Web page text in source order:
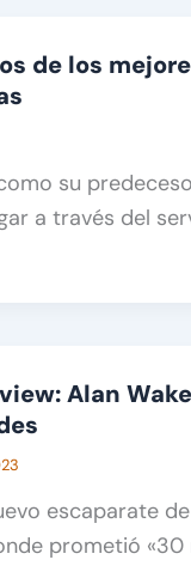
de los
su
a través del
Alan
escaparate
prometió